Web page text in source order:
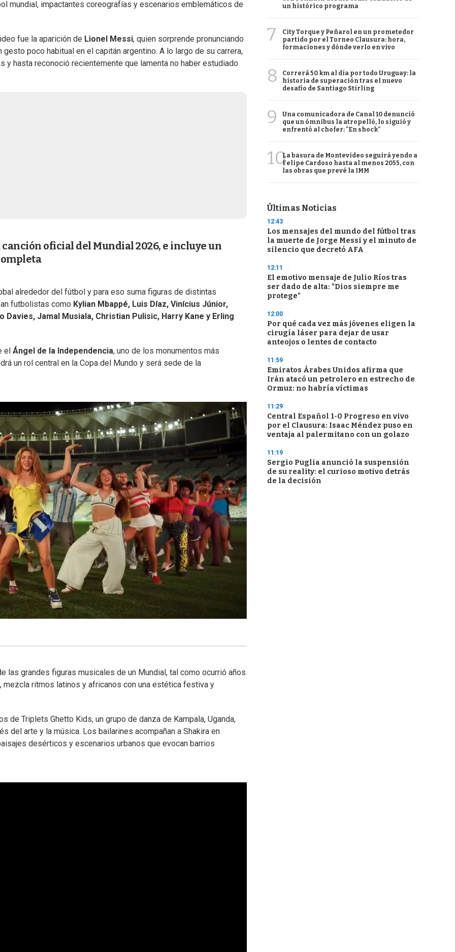
mundial, impactantes coreografías y escenarios emblemáticos de
fue la aparición de Lionel Messi, quien sorprende pronunciando
poco habitual en el capitán argentino. A lo largo de su carrera,
hasta reconoció recientemente que lamenta no haber estudiado
canción oficial del Mundial 2026, e incluye un
alrededor del fútbol y para eso suma figuras de distintas
futbolistas como Kylian Mbappé, Luis Díaz, Vinícius Júnior,
Davies, Jamal Musiala, Christian Pulisic, Harry Kane y Erling
el Ángel de la Independencia, uno de los monumentos más
un rol central en la Copa del Mundo y será sede de la
las grandes figuras musicales de un Mundial, tal como ocurrió años
mezcla ritmos latinos y africanos con una estética festiva y
Triplets Ghetto Kids, un grupo de danza de Kampala, Uganda,
del arte y la música. Los bailarines acompañan a Shakira en
desérticos y escenarios urbanos que evocan barrios
un histórico programa
7
City Torque y Peñarol en un prometedor
partido por el Torneo Clausura: hora,
formaciones y dónde verlo en vivo
8
Correrá 50 km al día por todo Uruguay: la
historia de superación tras el nuevo
desafío de Santiago Stirling
9
Una comunicadora de Canal 10 denunció
que un ómnibus la atropelló, lo siguió y
enfrentó al chofer: "En shock"
10La basura de Montevideo seguirá yendo a
Felipe Cardoso hasta al menos 2055, con
las obras que prevé la IMM
Últimas Noticias
12:43
Los mensajes del mundo del fútbol tras
la muerte de Jorge Messi y el minuto de
silencio que decretó AFA
12:11
El emotivo mensaje de Julio Ríos tras
ser dado de alta: "Dios siempre me
protege"
12:00
Por qué cada vez más jóvenes eligen la
cirugía láser para dejar de usar
anteojos o lentes de contacto
11:59
Emiratos Árabes Unidos afirma que
Irán atacó un petrolero en estrecho de
Ormuz: no habría víctimas
11:29
Central Español 1-0 Progreso en vivo
por el Clausura: Isaac Méndez puso en
ventaja al palermitano con un golazo
11:19
Sergio Puglia anunció la suspensión
de su reality: el curioso motivo detrás
de la decisión